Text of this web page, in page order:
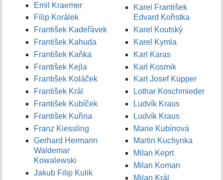
Emil Kraemer
Filip Korálek
František Kadeřávek
František Kahuda
František Kaňka
František Kejla
František Koláček
František Král
František Kubíček
František Kuřina
Franz Kiessling
Gerhard Hermann
Waldemar
Kowalewski
Jakub Filip Kulik
Karel František
Edvard Kořistka
Karel Koutský
Karel Kymla
Karl Karas
Karl Kosmik
Karl Josef Küpper
Lothar Koschmieder
Ludvík Kraus
Ludvík Kraus
Marie Kubínová
Martin Kuchynka
Milan Keprt
Milan Koman
Milan Král